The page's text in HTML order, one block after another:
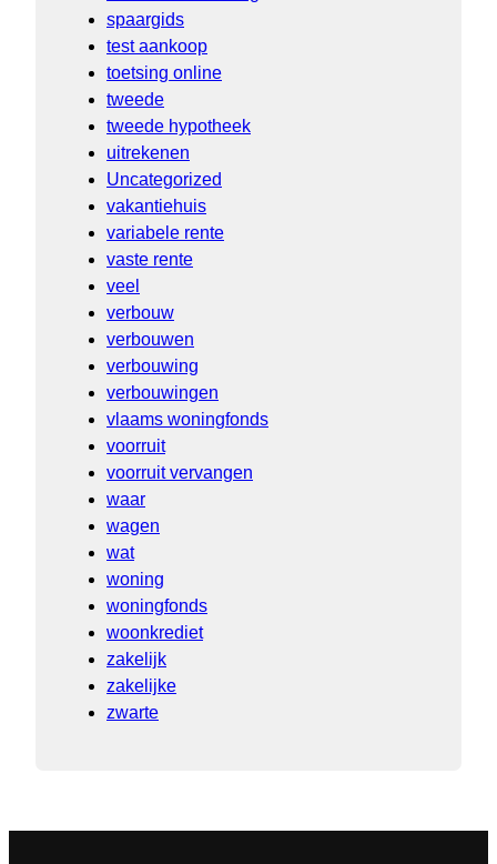
spaargids
test aankoop
toetsing online
tweede
tweede hypotheek
uitrekenen
Uncategorized
vakantiehuis
variabele rente
vaste rente
veel
verbouw
verbouwen
verbouwing
verbouwingen
vlaams woningfonds
voorruit
voorruit vervangen
waar
wagen
wat
woning
woningfonds
woonkrediet
zakelijk
zakelijke
zwarte